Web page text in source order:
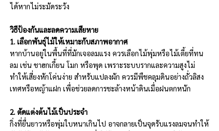
ได้หากไม่ระมัดระวัง
วิธีป้องกันและลดความเสียหาย
1. เลือกพันธุ์ไม้ให้เหมาะกับสภาพอากาศ
หากบ้านอยู่ในพื้นที่ที่มักเจอลมแรง ควรเลือกไม้พุ่มหรือไม้เตี้ยที่ทน
ลม เช่น ชาฮกเกี้ยน โมก หรือพุด เพราะระบบรากและความสูงไม่
ทำให้เสี่ยงหักโค่นง่าย สำหรับแปลงผัก ควรมีพืชคลุมดินอย่างถั่วลิสง
เทศหรือหญ้าแฝก เพื่อช่วยลดการชะล้างหน้าดินเมื่อฝนตกหนัก
2. ตัดแต่งต้นไม้เป็นประจำ
กิ่งที่ยื่นยาวหรือพุ่มใบหนาเกินไป อาจกลายเป็นจุดรับแรงลมจนทำให้